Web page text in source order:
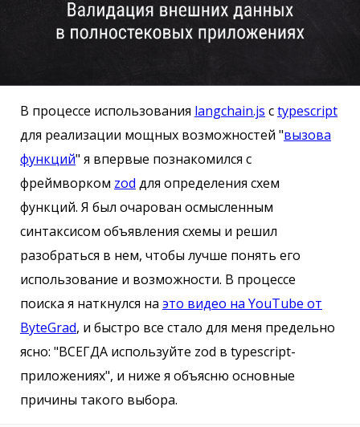
В процессе использования langchain.js сtypescript
для реализации мощных возможностей "вызова
функций" я впервые познакомился с
фреймворком zod для определения схем
функций. Я был очарован осмысленным
синтаксисом объявления схемы и решил
разобраться в нем, чтобы лучше понять его
использование и возможности. В процессе
поиска я наткнулся на это видео на YouTube от
ByteGrad, и быстро все стало для меня предельно
ясно: "ВСЕГДА используйте zod в typescript-
приложениях", и ниже я объясню основные
причины такого выбора.